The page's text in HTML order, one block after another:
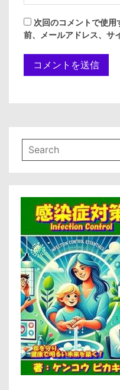
次回のコメントで使用
前、メールアドレス、サ